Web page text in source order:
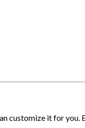
customize it for you.